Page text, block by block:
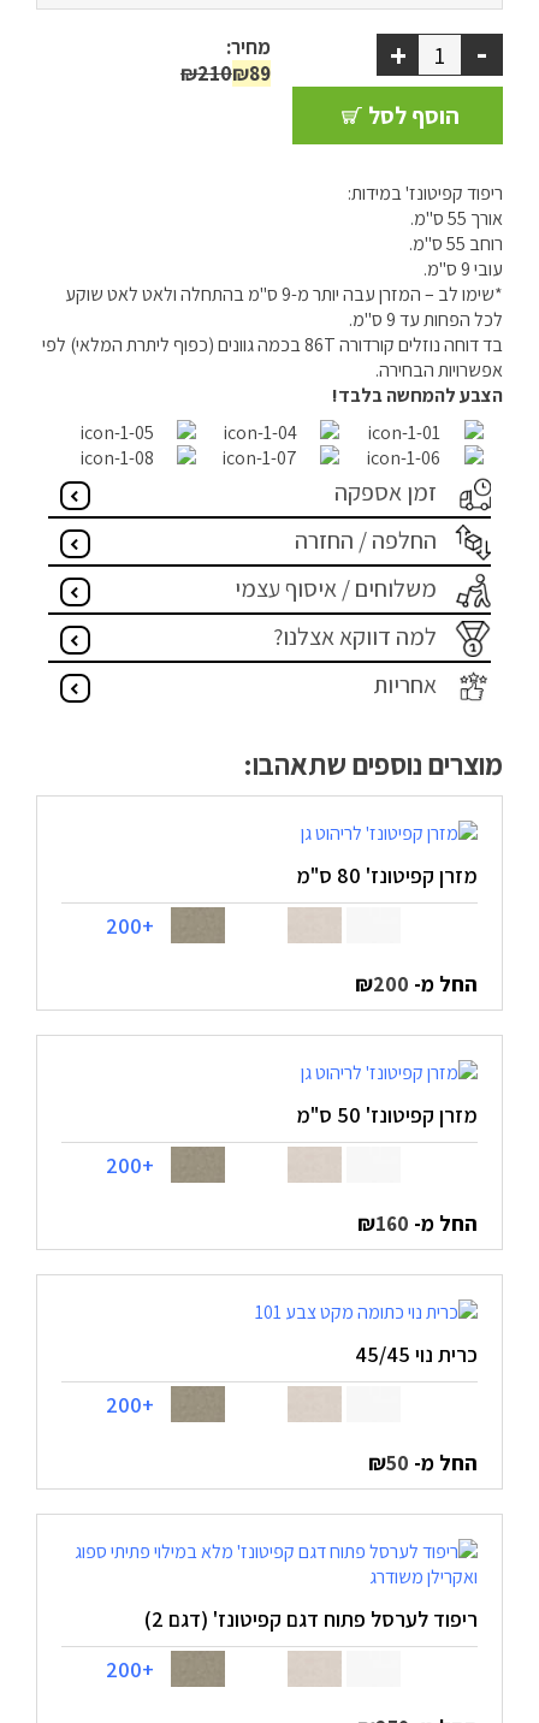
קטלוג צבעים
טיפים והמלצות
הצהרת נגישות
מדיניות פרטיות
התחבר / הרשם
ירוק (מק"ט 117)
ירוק דשא (מק"ט 124)
-
+
מחיר:
₪210₪89
הוסף לסל
ריפוד קפיטונז' במידות:
אורך 55 ס"מ.
רוחב 55 ס"מ.
עובי 9 ס"מ.
*שימו לב – המזרן עבה יותר מ-9 ס"מ בהתחלה ולאט לאט שוקע
לכל הפחות עד 9 ס"מ.
בד דוחה נוזלים קורדורה 86T בכמה גוונים (כפוף ליתרת המלאי) לפי
אפשרויות הבחירה.
הצבע להמחשה בלבד!
זמן אספקה
החלפה / החזרה
משלוחים / איסוף עצמי
למה דווקא אצלנו?
אחריות
מוצרים נוספים שתאהבו:
מזרן קפיטונז' 80 ס"מ
+200
החל מ- ₪200
מזרן קפיטונז' 50 ס"מ
+200
החל מ- ₪160
כרית נוי 45/45
+200
החל מ- ₪50
ריפוד לערסל פתוח דגם קפיטונז' (דגם 2)
+200